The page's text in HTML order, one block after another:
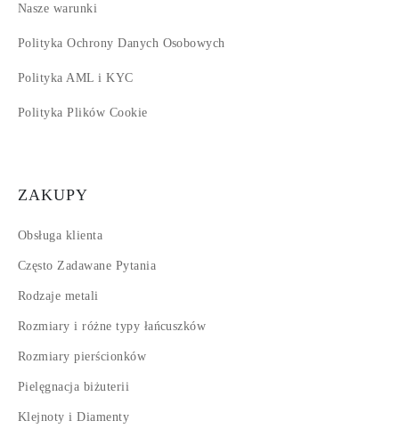
Nasze warunki
Polityka Ochrony Danych Osobowych
Polityka AML i KYC
Polityka Plików Cookie
ZAKUPY
Obsługa klienta
Często Zadawane Pytania
Rodzaje metali
Rozmiary i różne typy łańcuszków
Rozmiary pierścionków
Pielęgnacja biżuterii
Klejnoty i Diamenty